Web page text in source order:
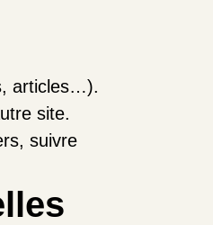
articles…).
site.
suivre